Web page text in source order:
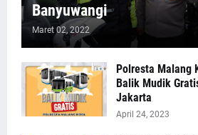
Banyuwangi
Maret 02, 2022
Polresta Malang
Balik Mudik
Jakarta
April 24, 2023